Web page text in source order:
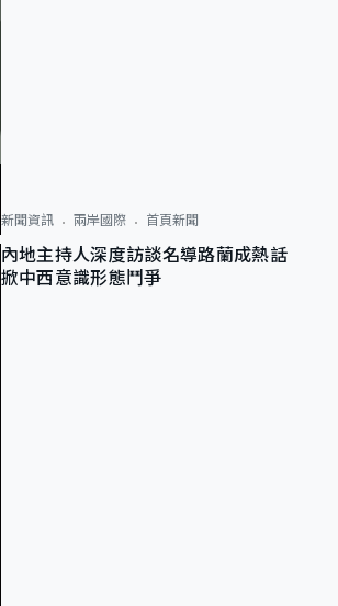
新聞資訊 兩岸國際 首頁新聞
內地主持人深度訪談名導路蘭成熱話
掀中西意識形態鬥爭